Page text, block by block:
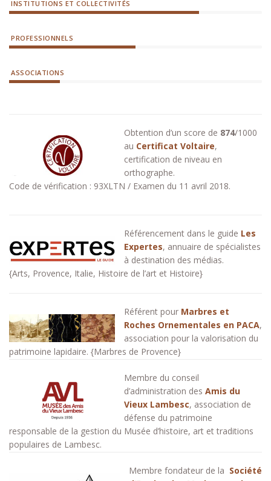
INSTITUTIONS ET COLLECTIVITÉS
PROFESSIONNELS
ASSOCIATIONS
Obtention d’un score de 874/1000
au Certificat Voltaire,
certification de niveau en
orthographe.
Code de vérification : 93XLTN / Examen du 11 avril 2018.
Référencement dans le guide Les
Expertes, annuaire de spécialistes
à destination des médias.
{Arts, Provence, Italie, Histoire de l’art et Histoire}
Référent pour Marbres et
Roches Ornementales en PACA,
association pour la valorisation du
patrimoine lapidaire. {Marbres de Provence}
Membre du conseil
d’administration des Amis du
Vieux Lambesc, association de
défense du patrimoine
responsable de la gestion du Musée d’histoire, art et traditions
populaires de Lambesc.
Membre fondateur de la Société